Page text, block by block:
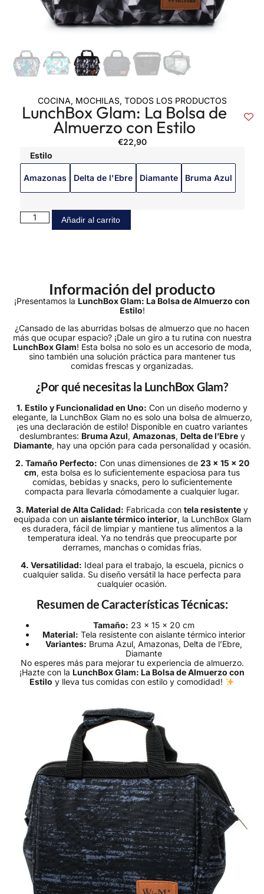
COCINA, MOCHILAS, TODOS LOS PRODUCTOS
LunchBox Glam: La Bolsa de
Almuerzo con Estilo
€22,90
Estilo
Amazonas Delta de l'Ebre Diamante Bruma Azul
Añadir al carrito
Información del producto
¡Presentamos la LunchBox Glam: La Bolsa de Almuerzo con
Estilo!
¿Cansado de las aburridas bolsas de almuerzo que no hacen
más que ocupar espacio? ¡Dale un giro a tu rutina con nuestra
LunchBox Glam! Esta bolsa no solo es un accesorio de moda,
sino también una solución práctica para mantener tus
comidas frescas y organizadas.
¿Por qué necesitas la LunchBox Glam?
1. Estilo y Funcionalidad en Uno: Con un diseño moderno y
elegante, la LunchBox Glam no es solo una bolsa de almuerzo,
¡es una declaración de estilo! Disponible en cuatro variantes
deslumbrantes: Bruma Azul, Amazonas, Delta de l’Ebre y
Diamante, hay una opción para cada personalidad y ocasión.
2. Tamaño Perfecto: Con unas dimensiones de 23 x 15 x 20
cm, esta bolsa es lo suficientemente espaciosa para tus
comidas, bebidas y snacks, pero lo suficientemente
compacta para llevarla cómodamente a cualquier lugar.
3. Material de Alta Calidad: Fabricada con tela resistente y
equipada con un aislante térmico interior, la LunchBox Glam
es duradera, fácil de limpiar y mantiene tus alimentos a la
temperatura ideal. Ya no tendrás que preocuparte por
derrames, manchas o comidas frías.
4. Versatilidad: Ideal para el trabajo, la escuela, picnics o
cualquier salida. Su diseño versátil la hace perfecta para
cualquier ocasión.
Resumen de Características Técnicas:
Tamaño: 23 x 15 x 20 cm
Material: Tela resistente con aislante térmico interior
Variantes: Bruma Azul, Amazonas, Delta de l’Ebre,
Diamante
No esperes más para mejorar tu experiencia de almuerzo.
¡Hazte con la LunchBox Glam: La Bolsa de Almuerzo con
Estilo y lleva tus comidas con estilo y comodidad!